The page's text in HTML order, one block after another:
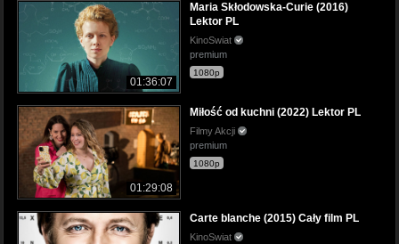
01:36:07
Maria Skłodowska-Curie (2016)
Lektor PL
KinoSwiat
premium
1080p
01:29:08
Miłość od kuchni (2022) Lektor PL
Filmy Akcji
premium
1080p
Carte blanche (2015) Cały film PL
KinoSwiat